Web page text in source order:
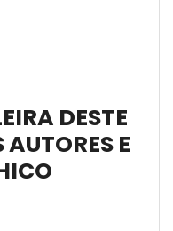
DESTE
AUTORES E